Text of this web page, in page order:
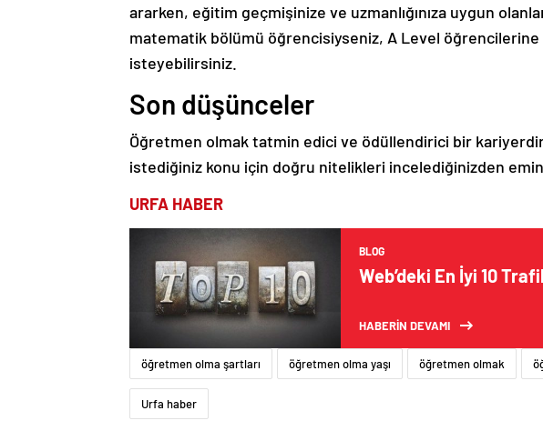
ararken, eğitim geçmişinize ve uzmanlığınıza uygun
matematik bölümü öğrencisiyseniz, A Level
isteyebilirsiniz.
Son düşünceler
Öğretmen olmak tatmin edici ve ödüllendirici bir
istediğiniz konu için doğru nitelikleri incelediğinizden
URFA HABER
BLOG
Web’deki En İyi 10
HABERİN DEVAMI
öğretmen olma şartları öğretmen olma yaşı öğretmen olmak
Urfa haber